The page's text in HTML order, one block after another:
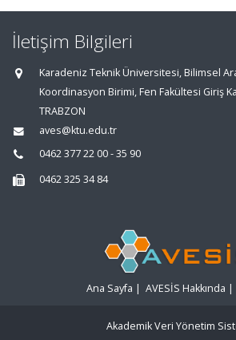
İletişim Bilgileri
Karadeniz Teknik Üniversitesi, Bilimsel
Koordinasyon Birimi, Fen Fakültesi Giriş
TRABZON
aves@ktu.edu.tr
0462 377 22 00 - 35 90
0462 325 34 84
Ana Sayfa | AVESİS Hakkında |
Akademik Veri Yönetim